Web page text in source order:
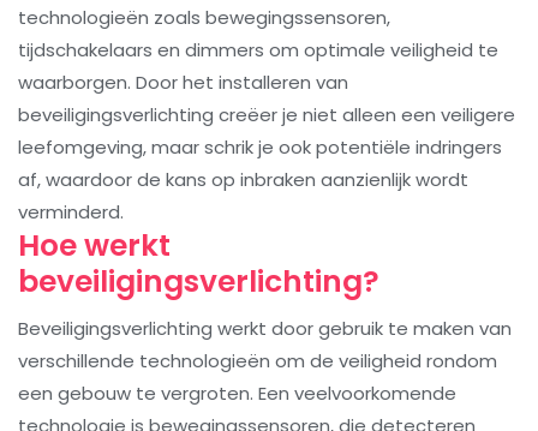
technologieën zoals bewegingssensoren,
tijdschakelaars en dimmers om optimale veiligheid te
waarborgen. Door het installeren van
beveiligingsverlichting creëer je niet alleen een veiligere
leefomgeving, maar schrik je ook potentiële indringers
af, waardoor de kans op inbraken aanzienlijk wordt
verminderd.
Hoe werkt
beveiligingsverlichting?
Beveiligingsverlichting werkt door gebruik te maken van
verschillende technologieën om de veiligheid rondom
een gebouw te vergroten. Een veelvoorkomende
technologie is bewegingssensoren, die detecteren